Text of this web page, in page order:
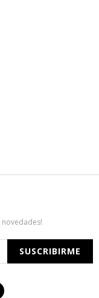
novedades!
SUSCRIBIRME